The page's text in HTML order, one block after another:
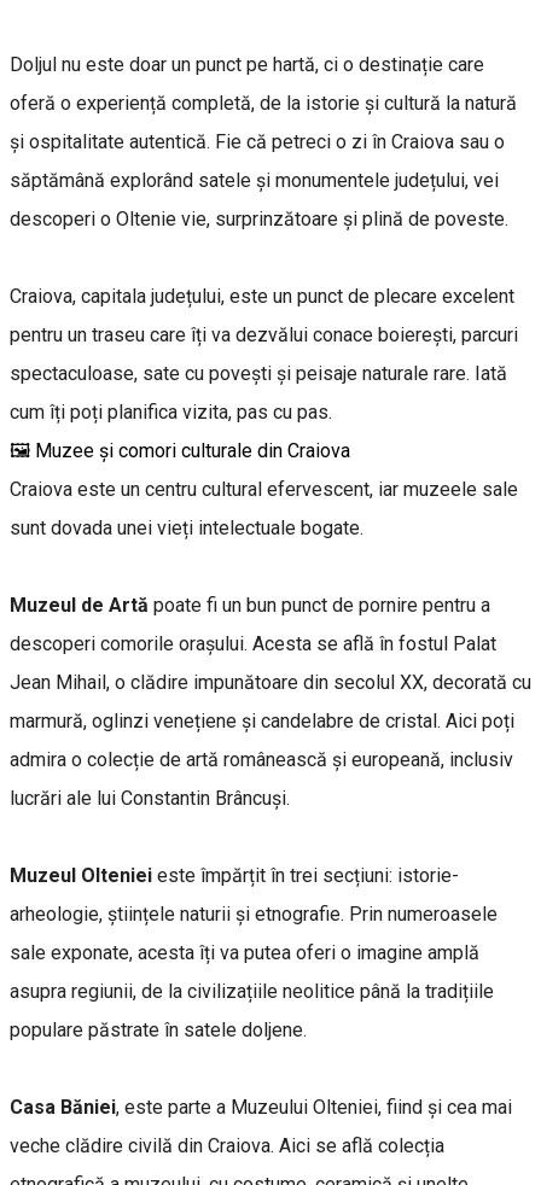
Doljul nu este doar un punct pe hartă, ci o destinație care
oferă o experiență completă, de la istorie și cultură la natură
și ospitalitate autentică. Fie că petreci o zi în Craiova sau o
săptămână explorând satele și monumentele județului, vei
descoperi o Oltenie vie, surprinzătoare și plină de poveste.
Craiova, capitala județului, este un punct de plecare excelent
pentru un traseu care îți va dezvălui conace boierești, parcuri
spectaculoase, sate cu povești și peisaje naturale rare. Iată
cum îți poți planifica vizita, pas cu pas.
🖼 Muzee și comori culturale din Craiova
Craiova este un centru cultural efervescent, iar muzeele sale
sunt dovada unei vieți intelectuale bogate.
Muzeul de Artă poate fi un bun punct de pornire pentru a
descoperi comorile orașului. Acesta se află în fostul Palat
Jean Mihail, o clădire impunătoare din secolul XX, decorată cu
marmură, oglinzi venețiene și candelabre de cristal. Aici poți
admira o colecție de artă românească și europeană, inclusiv
lucrări ale lui Constantin Brâncuși.
Muzeul Olteniei este împărțit în trei secțiuni: istorie-
arheologie, științele naturii și etnografie. Prin numeroasele
sale exponate, acesta îți va putea oferi o imagine amplă
asupra regiunii, de la civilizațiile neolitice până la tradițiile
populare păstrate în satele doljene.
Casa Băniei, este parte a Muzeului Olteniei, fiind și cea mai
veche clădire civilă din Craiova. Aici se află colecția